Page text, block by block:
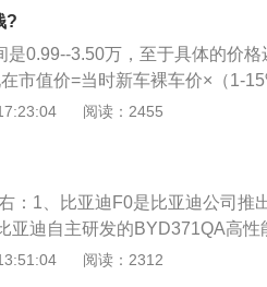
概念性外观设计，但是从颜值
现都是格外重视和在意的。相信
、一体式掀背行李箱门、背门
。
?
是0.99--3.50万，至于具体的价
市值价=当时新车裸车价×（1-
左右，满几年就乘以多少个
车发票、钥匙齐备（一般2把）
等一应俱全，且一直在4s店保养
是否有过重大事故，否则再在
受，最好城市道路和高速都跑
偏，是否有异响，中控是否完
阅读：2455
：1、比亚迪F0是比亚迪公司推
亚迪自主研发的BYD371QA高性
百公里油耗仅4.2L，安全配置上
阅读：2312